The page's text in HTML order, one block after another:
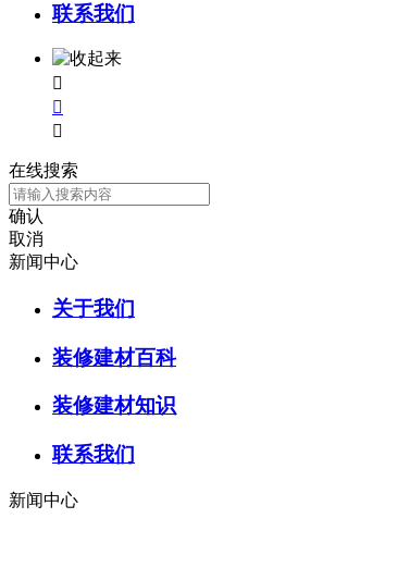
联系我们



在线搜索
确认
取消
新闻中心
关于我们
装修建材百科
装修建材知识
联系我们
新闻中心